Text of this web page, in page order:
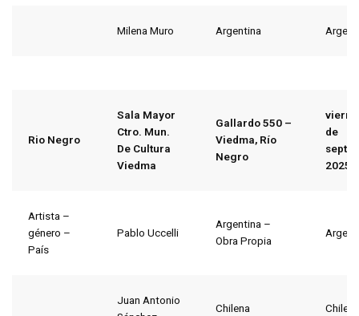
Milena Muro Argentina
Rio Negro
Sala Mayor
Ctro. Mun.
De Cultura
Viedma
Gallardo 550 –
Viedma, Río
Negro
de
2025
Artista –
género –
País
Pablo Uccelli
Argentina –
Obra Propia
Juan Antonio
Chilena Chile